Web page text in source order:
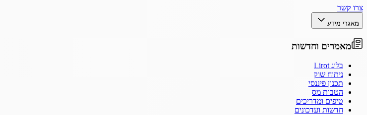
צרו קשר
מאגרי מידע
מאמרים וחדשות
בלוג Lirot
ניתוח שוק
תכנון פיננסי
הטבות מס
טיפים ומדריכים
חדשות ועדכונים